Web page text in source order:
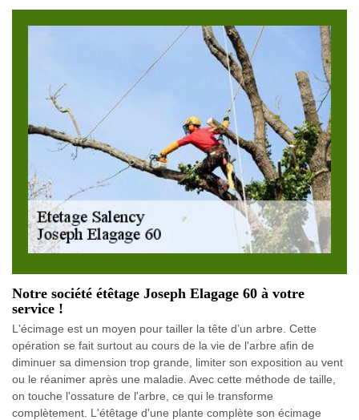
Notre société étêtage Joseph Elagage 60 à votre
service !
L'écimage est un moyen pour tailler la tête d’un arbre. Cette
opération se fait surtout au cours de la vie de l'arbre afin de
diminuer sa dimension trop grande, limiter son exposition au vent
ou le réanimer après une maladie. Avec cette méthode de taille,
on touche l'ossature de l'arbre, ce qui le transforme
complètement. L'étêtage d'une plante complète son écimage